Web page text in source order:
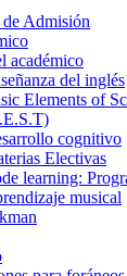
Admisión
académico
del inglés
Elements of
cognitivo
Electivas
learning:
musical